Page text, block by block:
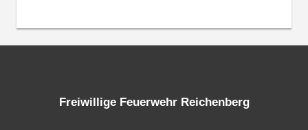
Freiwillige Feuerwehr Reichenberg